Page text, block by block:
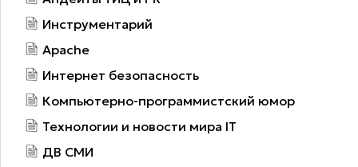
Инструментарий
Apache
Интернет безопасность
Компьютерно-программистский юмор
Технологии и новости мира IT
ДВ СМИ